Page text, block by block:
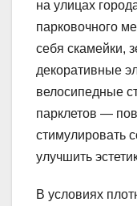
на улицах
парковочного
себя скамейки,
декоративные
велосипедные
парклетов —
стимулировать
улучшить
В условиях